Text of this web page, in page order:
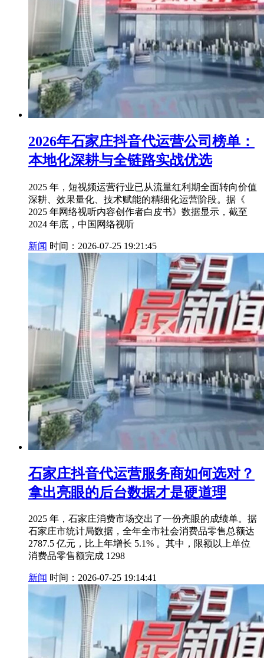
2026年石家庄抖音代运营公司榜单：
本地化深耕与全链路实战优选
2025 年，短视频运营行业已从流量红利期全面转向价值
深耕、效果量化、技术赋能的精细化运营阶段。据《
2025 年网络视听内容创作者白皮书》数据显示，截至
2024 年底，中国网络视听
新闻 时间：2026-07-25 19:21:45
石家庄抖音代运营服务商如何选对？
拿出亮眼的后台数据才是硬道理
2025 年，石家庄消费市场交出了一份亮眼的成绩单。据
石家庄市统计局数据，全年全市社会消费品零售总额达
2787.5 亿元，比上年增长 5.1% 。其中，限额以上单位
消费品零售额完成 1298
新闻 时间：2026-07-25 19:14:41